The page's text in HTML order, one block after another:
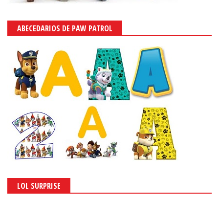
ABECEDARIOS DE PAW PATROL
LOL SURPRISE